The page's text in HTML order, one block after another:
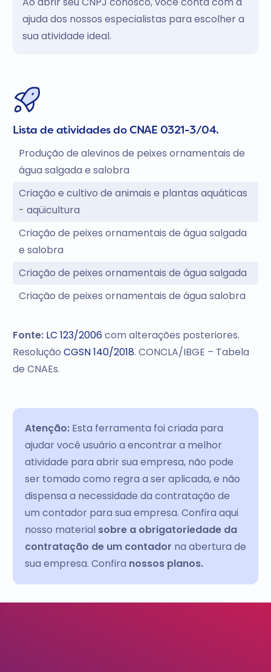
ajuda dos nossos especialistas para escolher a
sua atividade ideal.
Lista de atividades do CNAE 0321-3/04.
Produção de alevinos de peixes ornamentais de
água salgada e salobra
Criação e cultivo de animais e plantas aquáticas
- aqüicultura
Criação de peixes ornamentais de água salgada
e salobra
Criação de peixes ornamentais de água salgada
Criação de peixes ornamentais de água salobra
Fonte: LC 123/2006com alterações posteriores.
ResoluçãoCGSN 140/2018. CONCLA/IBGE – Tabela
de CNAEs.
Atenção:Esta ferramenta foi criada para
ajudar você usuário a encontrar a melhor
atividade para abrir sua empresa, não pode
ser tomado como regra a ser aplicada, e não
dispensa a necessidade da contratação de
um contador para sua empresa. Confira aqui
nosso material sobre a obrigatoriedade da
contratação de um contador na abertura de
sua empresa. Confira nossos planos.